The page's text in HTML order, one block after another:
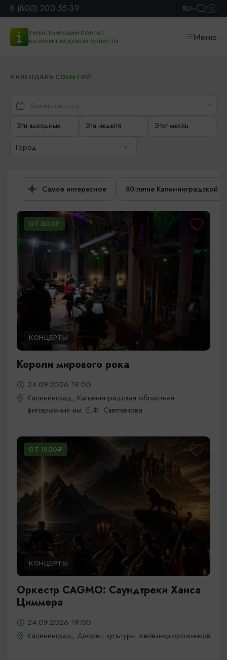
8 (800) 200-55-39 RU
ТУРИСТИЧЕСКИЙ ПОРТАЛ
КАЛИНИНГРАДСКОЙ ОБЛАСТИ
Меню
КАЛЕНДАРЬ СОБЫТИЙ
Эти выходные Эта неделя Этот месяц
Город
Самое интересное 80-летие Калининградской
ОТ 800₽
КОНЦЕРТЫ
Короли мирового рока
24.09.2026 19:00
Калининград, Калининградская областная
филармония им. Е.Ф. Светланова
ОТ 1900₽
КОНЦЕРТЫ
Оркестр CAGMO: Саундтреки Ханса
Циммера
24.09.2026 19:00
Калининград, Дворец культуры железнодорожников